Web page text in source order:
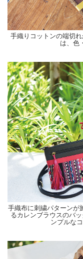
手織りコットンの端切
は、色
手織布に刺繍パターンが
るカレンブラウスのバ
ンプルな